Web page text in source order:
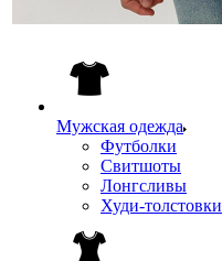
Мужская одежда
Футболки
Свитшоты
Лонгсливы
Худи-толстовки